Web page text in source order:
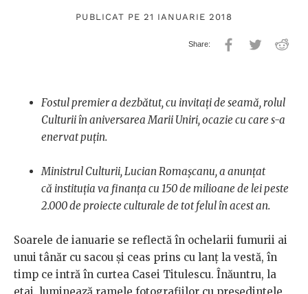
PUBLICAT PE 21 IANUARIE 2018
Fostul premier a dezbătut, cu invitați de seamă, rolul
Culturii în aniversarea Marii Uniri, ocazie cu care s-a
enervat puțin.
Ministrul Culturii, Lucian Romașcanu, a anunțat
că instituția va finanța cu 150 de milioane de lei peste
2.000 de proiecte culturale de tot felul în acest an.
Soarele de ianuarie se reflectă în ochelarii fumurii ai
unui tânăr cu sacou și ceas prins cu lanț la vestă, în
timp ce intră în curtea Casei Titulescu. Înăuntru, la